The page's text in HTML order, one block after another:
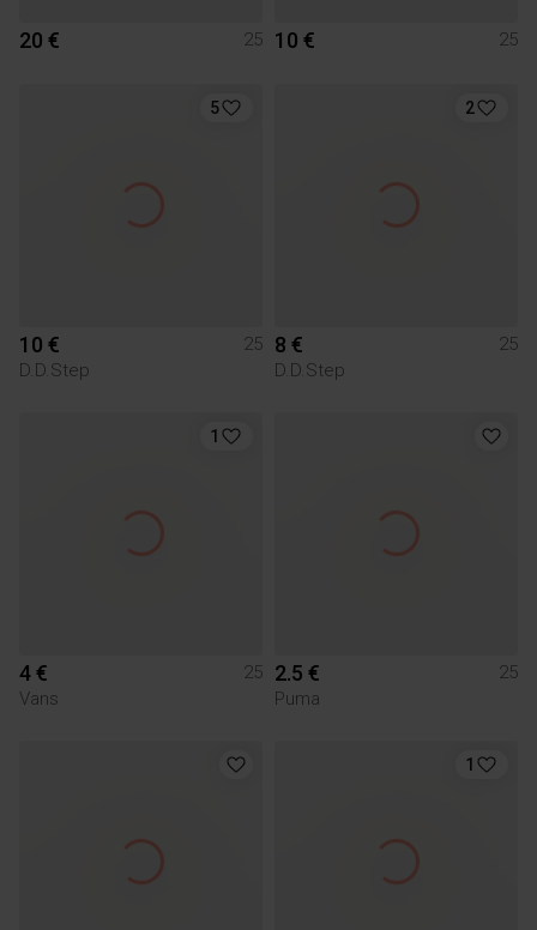
20 € 25 10 € 25
5
10 €
25
D.D.Step
2
8 €
25
D.D.Step
1
4 €
25
Vans
2.5 €
25
Puma
1